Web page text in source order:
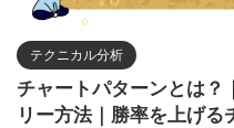
テクニカル分析
チャートパターンとは？
リー方法｜勝率を上げ